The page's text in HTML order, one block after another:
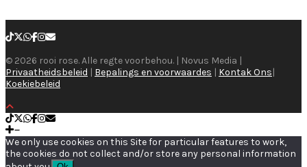
© 2026 rooi rose. Alle regte voorbehou. | Novus Media |
Privaatheidsbeleid | Bepalings en voorwaardes | Kontak Ons|
Koekiebeleid
We only use cookies on this Site for particular features to work,
the cookies do not collect and/or store any personal information